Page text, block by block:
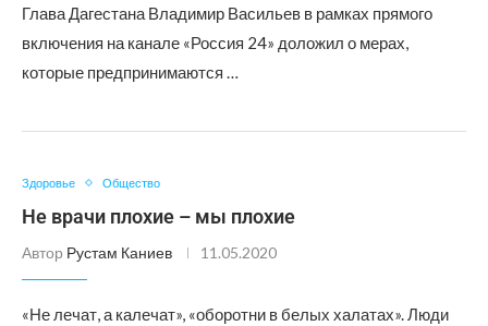
Глава Дагестана Владимир Васильев в рамках прямого
включения на канале «Россия 24» доложил о мерах,
которые предпринимаются …
Здоровье Общество
Не врачи плохие – мы плохие
Автор Рустам Каниев 11.05.2020
«Не лечат, а калечат», «оборотни в белых халатах». Люди